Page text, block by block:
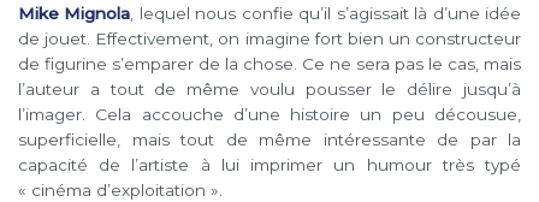
Mike Mignola, lequel nous confie qu’il s’agissait là d’une idée
de jouet. Effectivement, on imagine fort bien un constructeur
de figurine s’emparer de la chose. Ce ne sera pas le cas, mais
l’auteur a tout de même voulu pousser le délire jusqu’à
l’imager. Cela accouche d’une histoire un peu décousue,
superficielle, mais tout de même intéressante de par la
capacité de l’artiste à lui imprimer un humour très typé
« cinéma d’exploitation ».